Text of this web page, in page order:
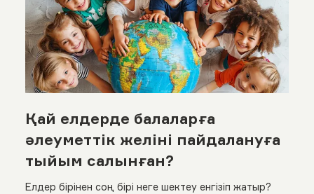
Қай елдерде балаларға
әлеуметтік желіні пайдалануға
тыйым салынған?
Елдер бірінен соң бірі неге шектеу енгізіп жатыр?